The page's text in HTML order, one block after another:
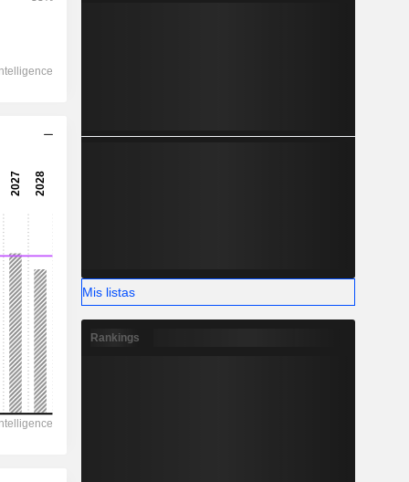
5,63 %
4.849
3.570
9,63 %
Mis listas
Rankings